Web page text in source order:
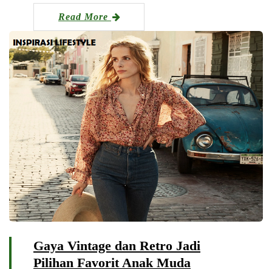
Read More
Gaya Vintage dan Retro Jadi
Pilihan Favorit Anak Muda